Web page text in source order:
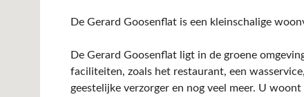
De Gerard Goosenflat is een kleinschalige
De Gerard Goosenflat ligt in de groene
faciliteiten, zoals het restaurant, een
geestelijke verzorger en nog veel meer. U